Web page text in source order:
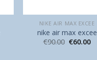
NIKE AIR MAX EXCEE
nike air max excee
€90.00 €60.00